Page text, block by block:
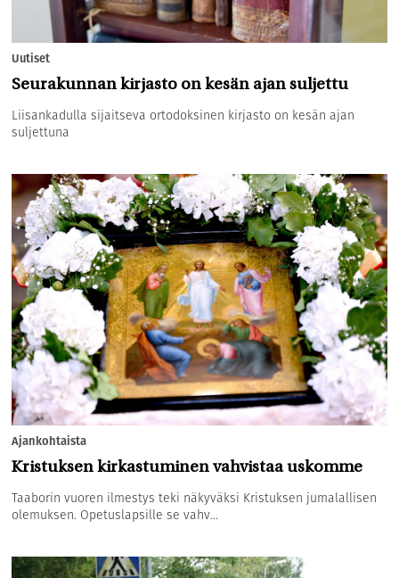
Uutiset
Seurakunnan kirjasto on kesän ajan suljettu
Liisankadulla sijaitseva ortodoksinen kirjasto on kesän ajan
suljettuna
Ajankohtaista
Kristuksen kirkastuminen vahvistaa uskomme
Taaborin vuoren ilmestys teki näkyväksi Kristuksen jumalallisen
olemuksen. Opetuslapsille se vahv...